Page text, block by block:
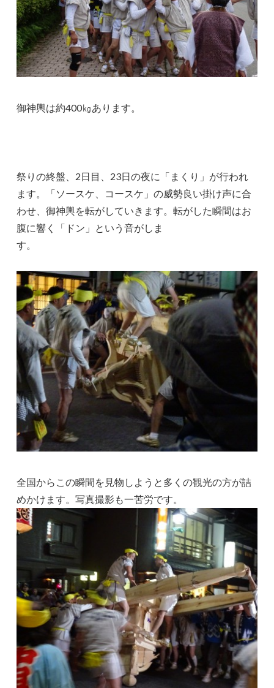
御神輿は約400㎏あります。
祭りの終盤、2日目、23日の夜に「まくり」が行われ
ます。「ソースケ、コースケ」の威勢良い掛け声に合
わせ、御神輿を転がしていきます。転がした瞬間はお
腹に響く「ドン」という音がしま
す。
全国からこの瞬間を見物しようと多くの観光の方が詰
めかけます。写真撮影も一苦労です。